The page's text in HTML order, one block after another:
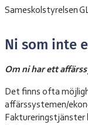
Sameskolstyrelsen
Ni som inte
Om ni har ett
Det finns ofta
affärssystemen/
Faktureringstjänster